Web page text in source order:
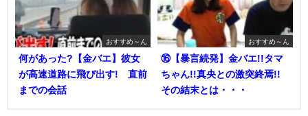
おすすめ～ん
何があった?【金バエ】彼女
が高速道路に飛び出す! 直前
までの会話
おすすめ～ん
⑯【暴言続発】金バエ!!タマ
ちゃん!!真央との激突終焉!!
その結末とは・・・